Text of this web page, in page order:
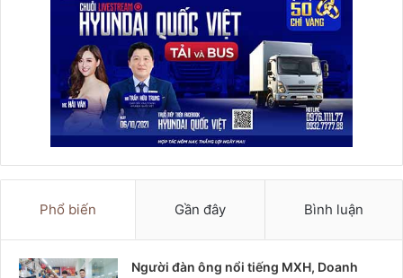
Phổ biến Gần đây Bình luận
Người đàn ông nổi tiếng MXH, Doanh